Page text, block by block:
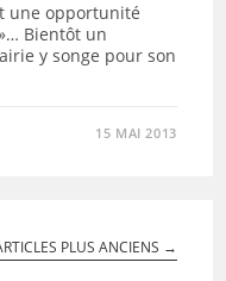
une opportunité
Bientôt un
y songe pour son
15 MAI 2013
PLUS ANCIENS →